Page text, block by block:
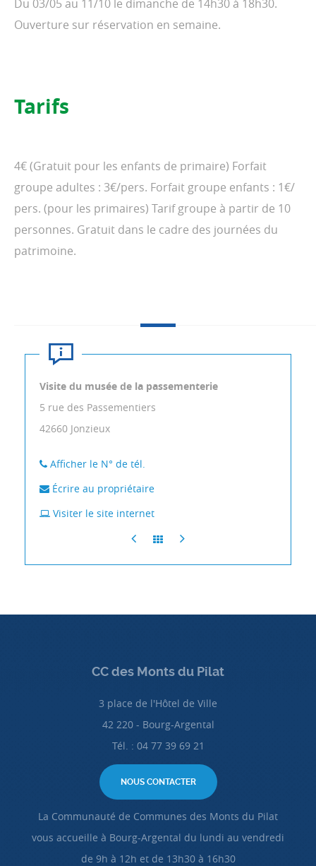
Visite du musée de la passementerie
5 rue des Passementiers
42660 Jonzieux
Afficher le N° de tél.
Écrire au propriétaire
Visiter le site internet
Du 03/05 au 11/10 le dimanche de 14h30 à 18h30.
Ouverture sur réservation en semaine.
Tarifs
4€ (Gratuit pour les enfants de primaire) Forfait
groupe adultes : 3€/pers. Forfait groupe enfants : 1€/
pers. (pour les primaires) Tarif groupe à partir de 10
personnes. Gratuit dans le cadre des journées du
patrimoine.
CC des Monts du Pilat
3 place de l'Hôtel de Ville
42 220 - Bourg-Argental
Tél. : 04 77 39 69 21
NOUS CONTACTER
La Communauté de Communes des Monts du Pilat
vous accueille à Bourg-Argental du lundi au vendredi
de 9h à 12h et de 13h30 à 16h30